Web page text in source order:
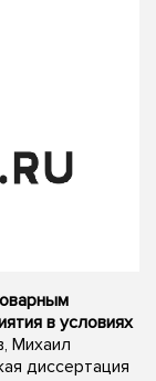
в условиях
Михаил
диссертация